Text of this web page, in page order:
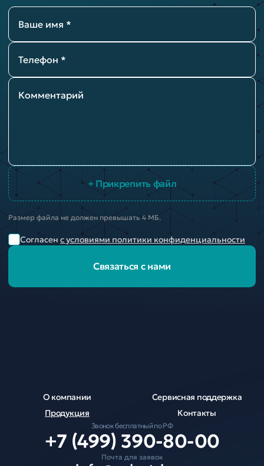
Ваше имя *
Телефон *
Комментарий
+ Прикрепить файл
Размер файла не должен превышать 4 МБ.
Согласен с условиями политики конфиденциальности
Связаться с нами
О компании
Продукция
Сервисная поддержка
Контакты
Звонок бесплатный по РФ
+7 (499) 390-80-00
Почта для заявок